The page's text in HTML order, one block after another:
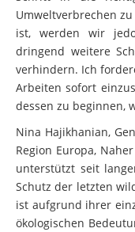
Umweltverbrechen
ist, werden wir
dringend weitere
verhindern. Ich
Arbeiten sofort
dessen zu beginnen,
Nina Hajikhanian,
Region Europa,
unterstützt seit
Schutz der letzten
ist aufgrund ihrer
ökologischen